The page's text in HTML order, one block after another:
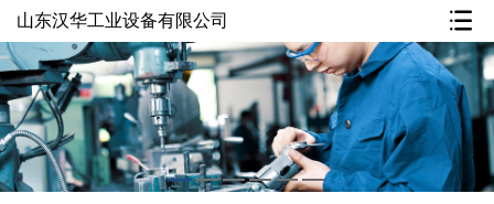
山东汉华工业设备有限公司